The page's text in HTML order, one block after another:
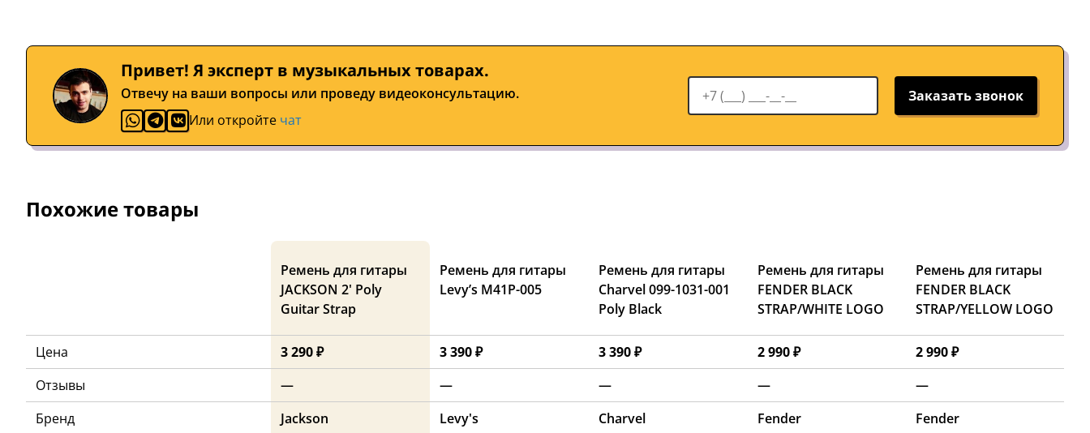
Привет! Я эксперт в музыкальных товарах.
Отвечу на ваши вопросы или проведу видеоконсультацию.
Или откройте чат
Заказать звонок
Похожие товары
Ремень для гитары
JACKSON 2' Poly
Guitar Strap
Ремень для гитары
Levy’s M41P-005
Ремень для гитары
Charvel 099-1031-001
Poly Black
Ремень для гитары
FENDER BLACK
STRAP/WHITE LOGO
Ремень для гитары
FENDER BLACK
STRAP/YELLOW LOGO
Цена 3 290 ₽ 3 390 ₽ 3 390 ₽ 2 990 ₽
2 990 ₽
Отзывы
— — — —
—
Бренд
Jackson Levy's Charvel Fender
Fender